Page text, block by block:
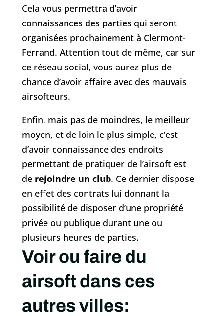
Cela vous permettra d’avoir
connaissances des parties qui seront
organisées prochainement à Clermont-
Ferrand. Attention tout de même, car sur
ce réseau social, vous aurez plus de
chance d’avoir affaire avec des mauvais
airsofteurs.
Enfin, mais pas de moindres, le meilleur
moyen, et de loin le plus simple, c’est
d’avoir connaissance des endroits
permettant de pratiquer de l’airsoft est
de rejoindre un club. Ce dernier dispose
en effet des contrats lui donnant la
possibilité de disposer d’une propriété
privée ou publique durant une ou
plusieurs heures de parties.
Voir ou faire du
airsoft dans ces
autres villes: